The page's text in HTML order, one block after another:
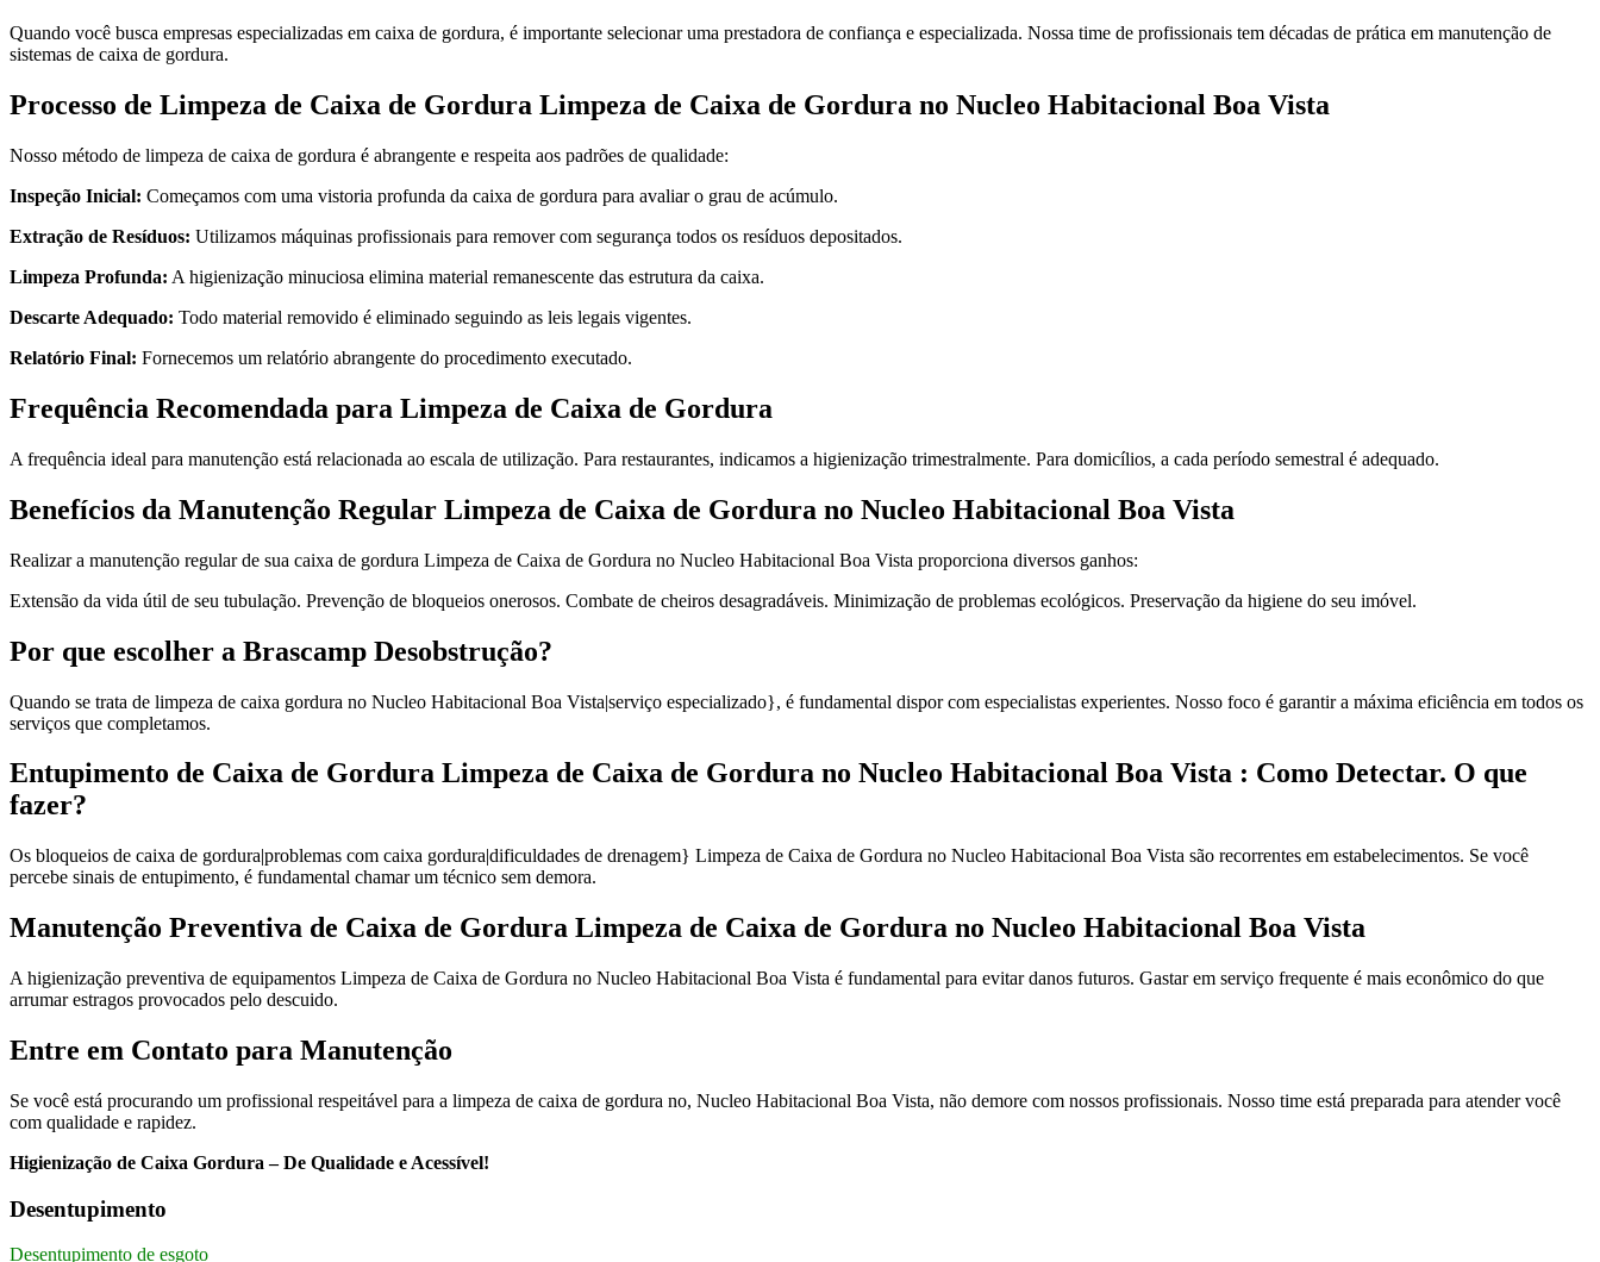
Quando você busca empresas especializadas em caixa de gordura, é importante selecionar uma prestadora de confiança e especializada. Nossa time de profissionais tem décadas de prática em manutenção de
sistemas de caixa de gordura.
Processo de Limpeza de Caixa de Gordura Limpeza de Caixa de Gordura no Nucleo Habitacional Boa Vista
Nosso método de limpeza de caixa de gordura é abrangente e respeita aos padrões de qualidade:
Inspeção Inicial: Começamos com uma vistoria profunda da caixa de gordura para avaliar o grau de acúmulo.
Extração de Resíduos: Utilizamos máquinas profissionais para remover com segurança todos os resíduos depositados.
Limpeza Profunda: A higienização minuciosa elimina material remanescente das estrutura da caixa.
Descarte Adequado: Todo material removido é eliminado seguindo as leis legais vigentes.
Relatório Final: Fornecemos um relatório abrangente do procedimento executado.
Frequência Recomendada para Limpeza de Caixa de Gordura
A frequência ideal para manutenção está relacionada ao escala de utilização. Para restaurantes, indicamos a higienização trimestralmente. Para domicílios, a cada período semestral é adequado.
Benefícios da Manutenção Regular Limpeza de Caixa de Gordura no Nucleo Habitacional Boa Vista
Realizar a manutenção regular de sua caixa de gordura Limpeza de Caixa de Gordura no Nucleo Habitacional Boa Vista proporciona diversos ganhos:
Extensão da vida útil de seu tubulação. Prevenção de bloqueios onerosos. Combate de cheiros desagradáveis. Minimização de problemas ecológicos. Preservação da higiene do seu imóvel.
Por que escolher a Brascamp Desobstrução?
Quando se trata de limpeza de caixa gordura no Nucleo Habitacional Boa Vista|serviço especializado}, é fundamental dispor com especialistas experientes. Nosso foco é garantir a máxima eficiência em todos os
serviços que completamos.
Entupimento de Caixa de Gordura Limpeza de Caixa de Gordura no Nucleo Habitacional Boa Vista : Como Detectar. O que
fazer?
Os bloqueios de caixa de gordura|problemas com caixa gordura|dificuldades de drenagem} Limpeza de Caixa de Gordura no Nucleo Habitacional Boa Vista são recorrentes em estabelecimentos. Se você
percebe sinais de entupimento, é fundamental chamar um técnico sem demora.
Manutenção Preventiva de Caixa de Gordura Limpeza de Caixa de Gordura no Nucleo Habitacional Boa Vista
A higienização preventiva de equipamentos Limpeza de Caixa de Gordura no Nucleo Habitacional Boa Vista é fundamental para evitar danos futuros. Gastar em serviço frequente é mais econômico do que
arrumar estragos provocados pelo descuido.
Entre em Contato para Manutenção
Se você está procurando um profissional respeitável para a limpeza de caixa de gordura no, Nucleo Habitacional Boa Vista, não demore com nossos profissionais. Nosso time está preparada para atender você
com qualidade e rapidez.
Higienização de Caixa Gordura – De Qualidade e Acessível!
Desentupimento
Desentupimento de esgoto